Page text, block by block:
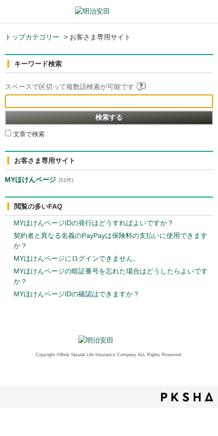
トップカテゴリー > お客さま専用サイト
キーワード検索
スペースで区切って複数語検索が可能です
文章で検索
お客さま専用サイト
MYほけんページ (51件)
閲覧の多いFAQ
MYほけんページIDの発行はどうすればよいですか？
契約者と異なる名義のPayPayは保険料の支払いに使用できます
か？
MYほけんページにログインできません。
MYほけんページの暗証番号を忘れた場合はどうしたらよいです
か？
MYほけんページIDの確認はできますか？
Copyright ©Meiji Yasuda Life Insurance Company ALL Rights Reserved.